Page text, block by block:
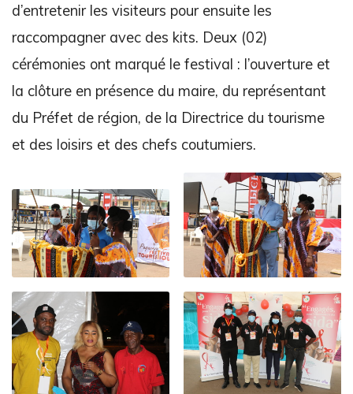
d’entretenir les visiteurs pour ensuite les
raccompagner avec des kits. Deux (02)
cérémonies ont marqué le festival : l’ouverture et
la clôture en présence du maire, du représentant
du Préfet de région, de la Directrice du tourisme
et des loisirs et des chefs coutumiers.